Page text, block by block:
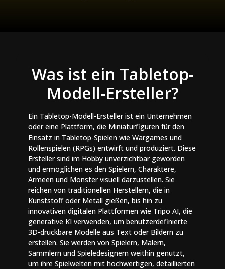
Was ist ein Tabletop-
Modell-Ersteller?
Ein Tabletop-Modell-Ersteller ist ein Unternehmen
oder eine Plattform, die Miniaturfiguren für den
Einsatz in Tabletop-Spielen wie Wargames und
Rollenspielen (RPGs) entwirft und produziert. Diese
Ersteller sind im Hobby unverzichtbar geworden
und ermöglichen es den Spielern, Charaktere,
Armeen und Monster visuell darzustellen. Sie
reichen von traditionellen Herstellern, die in
Kunststoff oder Metall gießen, bis hin zu
innovativen digitalen Plattformen wie Tripo AI, die
generative KI verwenden, um benutzerdefinierte
3D-druckbare Modelle aus Text oder Bildern zu
erstellen. Sie werden von Spielern, Malern,
Sammlern und Spieledesignern weithin genutzt,
um ihre Spielwelten mit hochwertigen, detaillierten